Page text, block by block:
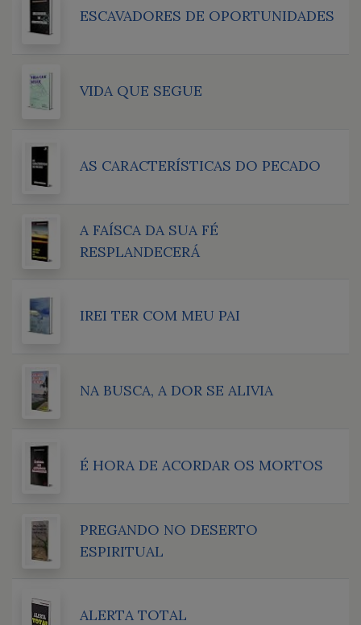
ESCAVADORES DE OPORTUNIDADES
VIDA QUE SEGUE
AS CARACTERÍSTICAS DO PECADO
A FAÍSCA DA SUA FÉ
RESPLANDECERÁ
IREI TER COM MEU PAI
NA BUSCA, A DOR SE ALIVIA
É HORA DE ACORDAR OS MORTOS
PREGANDO NO DESERTO
ESPIRITUAL
ALERTA TOTAL